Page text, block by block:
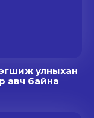
улныхан
авч байна